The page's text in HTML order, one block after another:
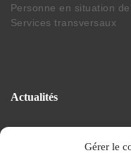
Gérer le
Personne en situation
Services transversaux
Actualités